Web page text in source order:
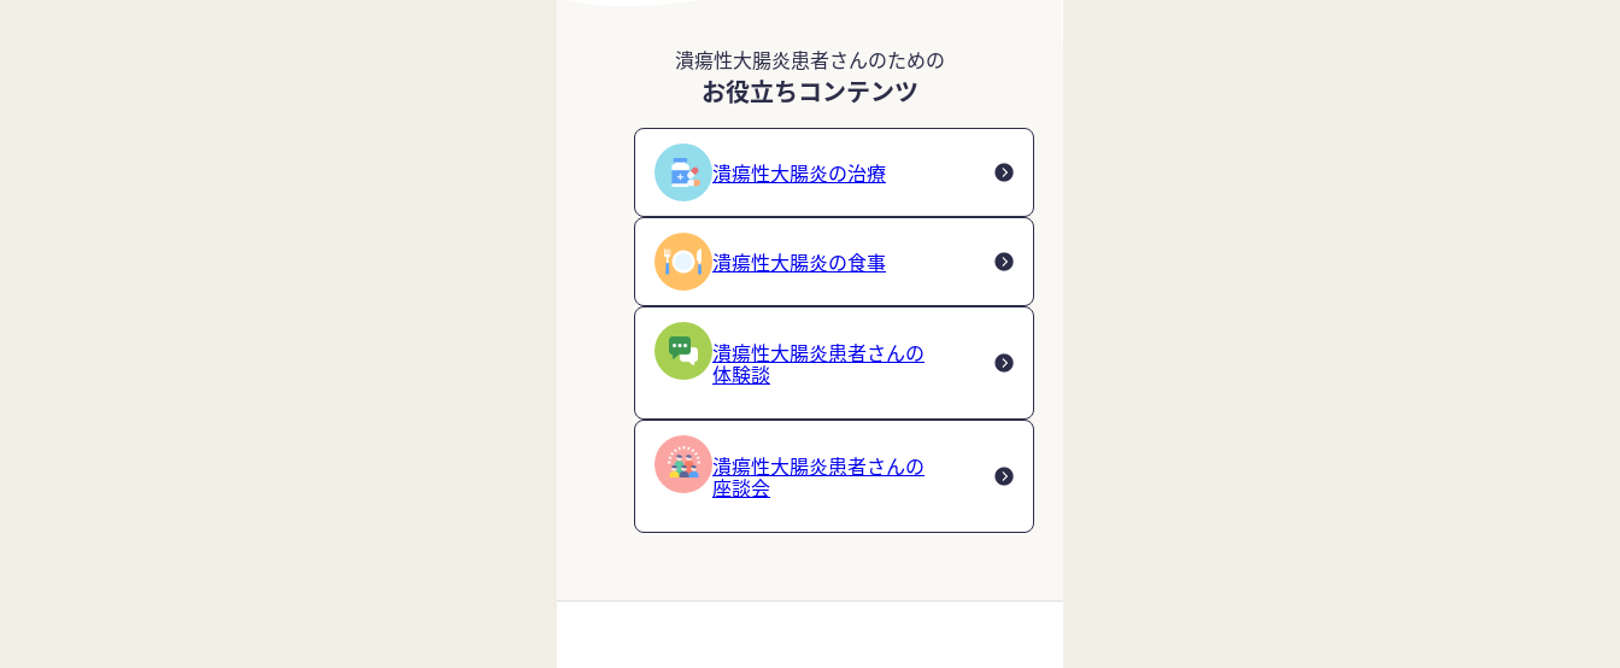
潰瘍性大腸炎患者さんのための
お役立ちコンテンツ
潰瘍性大腸炎の治療
潰瘍性大腸炎の食事
潰瘍性大腸炎患者さんの
体験談
潰瘍性大腸炎患者さんの
座談会